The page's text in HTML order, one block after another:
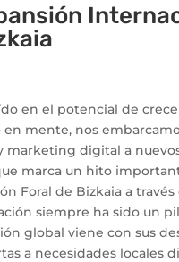
en el potencial de
mente, nos
digital a
marca un hito
Foral de Bizkaia a
siempre ha sido un
global viene con sus
a necesidades locales